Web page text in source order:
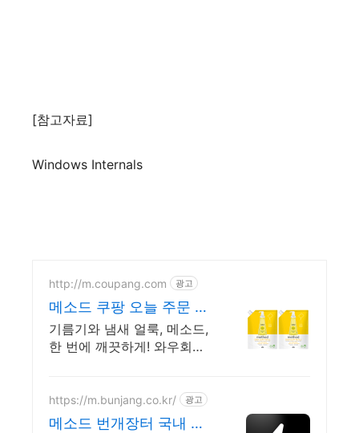
[참고자료]
Windows Internals
http://m.coupang.com 광고
메소드 쿠팡 오늘 주문 내
일 도착
기름기와 냄새 얼룩, 메소드,
한 번에 깨끗하게! 와우회원
다음날 바로 경험하세요.
https://m.bunjang.co.kr/ 광고
메소드 번개장터 국내 최